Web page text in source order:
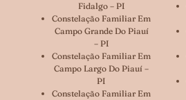
Fidalgo – PI
Constelação Familiar Em
Campo Grande Do Piauí
– PI
Constelação Familiar Em
Campo Largo Do Piauí –
PI
Constelação Familiar Em